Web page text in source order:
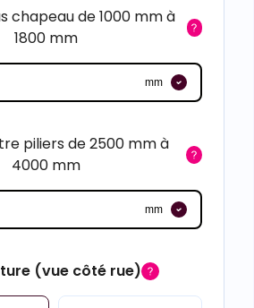
chapeau de 1000 mm à
1800 mm
mm
piliers de 2500 mm à
4000 mm
mm
(vue côté rue)